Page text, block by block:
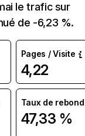
le trafic sur
de -6,23 %.
Pages / Visite
4,22
Taux de rebond
47,33 %